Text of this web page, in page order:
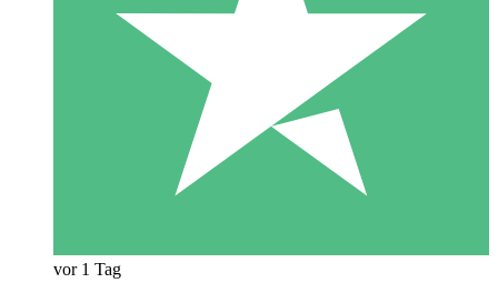
vor 1 Tag